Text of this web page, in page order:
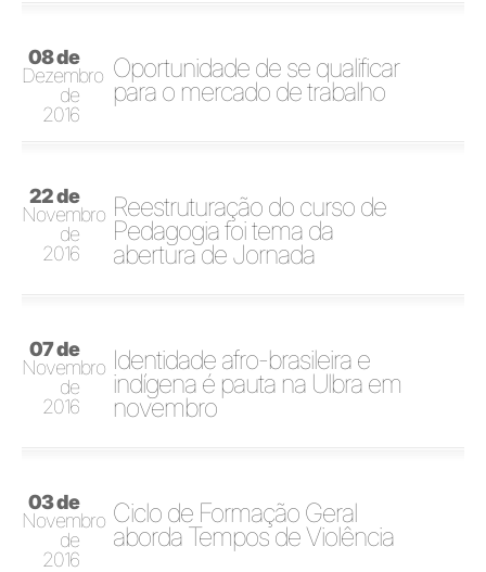
08 de
Dezembro
de
2016
Oportunidade de se qualificar
para o mercado de trabalho
22 de
Novembro
de
2016
Reestruturação do curso de
Pedagogia foi tema da
abertura de Jornada
07 de
Novembro
de
2016
Identidade afro-brasileira e
indígena é pauta na Ulbra em
novembro
03 de
Novembro
de
2016
Ciclo de Formação Geral
aborda Tempos de Violência